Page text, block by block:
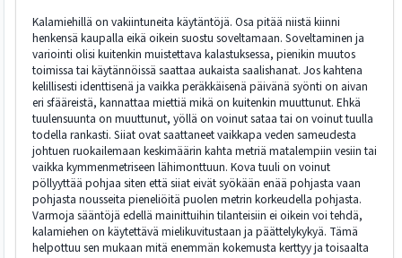
Kalamiehillä on vakiintuneita käytäntöjä. Osa pitää niistä kiinni
henkensä kaupalla eikä oikein suostu soveltamaan. Soveltaminen ja
variointi olisi kuitenkin muistettava kalastuksessa, pienikin muutos
toimissa tai käytännöissä saattaa aukaista saalishanat. Jos kahtena
kelillisesti identtisenä ja vaikka peräkkäisenä päivänä syönti on aivan
eri sfääreistä, kannattaa miettiä mikä on kuitenkin muuttunut. Ehkä
tuulensuunta on muuttunut, yöllä on voinut sataa tai on voinut tuulla
todella rankasti. Siiat ovat saattaneet vaikkapa veden sameudesta
johtuen ruokailemaan keskimäärin kahta metriä matalempiin vesiin tai
vaikka kymmenmetriseen lähimonttuun. Kova tuuli on voinut
pöllyyttää pohjaa siten että siiat eivät syökään enää pohjasta vaan
pohjasta nousseita pieneliöitä puolen metrin korkeudella pohjasta.
Varmoja sääntöjä edellä mainittuihin tilanteisiin ei oikein voi tehdä,
kalamiehen on käytettävä mielikuvitustaan ja päättelykykyä. Tämä
helpottuu sen mukaan mitä enemmän kokemusta kerttyy ja toisaalta